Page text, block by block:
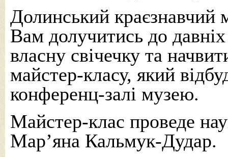
Долинський краєзнавчий
Вам долучитись до
власну свічечку та
майстер-класу, який
конференц-залі музею.
Майстер-клас проведе
Мар’яна Кальмук-Дудар.